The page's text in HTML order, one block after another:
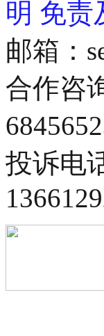
明 免责
邮箱：
合作咨
投诉电